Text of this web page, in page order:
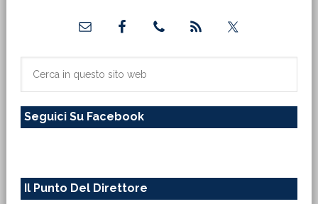
primaria
sito
Seguici Su Facebook
Il Punto Del Direttore